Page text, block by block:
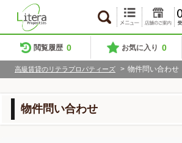
閲覧履歴 0 お気に入り 0
高級賃貸のリテラプロパティーズ > 物件問い合わせ
物件問い合わせ